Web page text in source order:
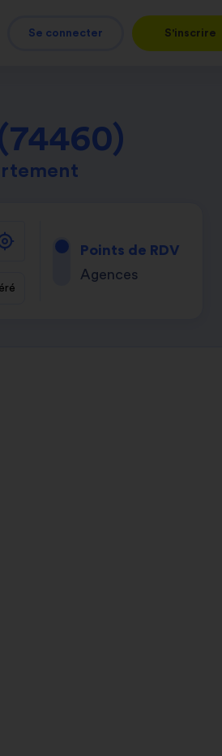
Se connecter S'inscrire
Points de RDV
Agences